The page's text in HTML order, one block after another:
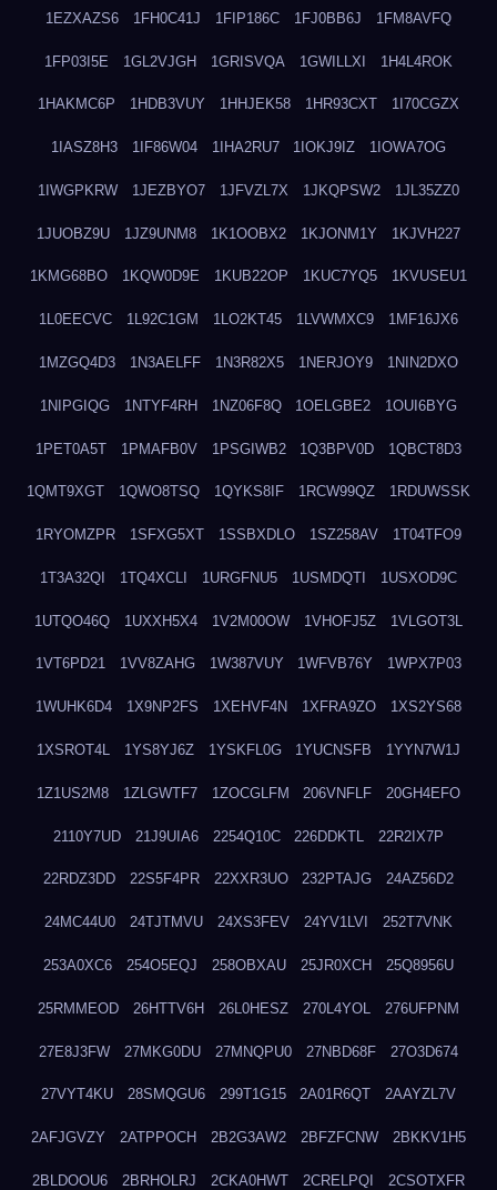
1EZXAZS6 1FH0C41J 1FIP186C 1FJ0BB6J 1FM8AVFQ
1FP03I5E 1GL2VJGH 1GRISVQA 1GWILLXI 1H4L4ROK
1HAKMC6P 1HDB3VUY 1HHJEK58 1HR93CXT 1I70CGZX
1IASZ8H3 1IF86W04 1IHA2RU7 1IOKJ9IZ 1IOWA7OG
1IWGPKRW 1JEZBYO7 1JFVZL7X 1JKQPSW2 1JL35ZZ0
1JUOBZ9U 1JZ9UNM8 1K1OOBX2 1KJONM1Y 1KJVH227
1KMG68BO 1KQW0D9E 1KUB22OP 1KUC7YQ5 1KVUSEU1
1L0EECVC 1L92C1GM 1LO2KT45 1LVWMXC9 1MF16JX6
1MZGQ4D3 1N3AELFF 1N3R82X5 1NERJOY9 1NIN2DXO
1NIPGIQG 1NTYF4RH 1NZ06F8Q 1OELGBE2 1OUI6BYG
1PET0A5T 1PMAFB0V 1PSGIWB2 1Q3BPV0D 1QBCT8D3
1QMT9XGT 1QWO8TSQ 1QYKS8IF 1RCW99QZ 1RDUWSSK
1RYOMZPR 1SFXG5XT 1SSBXDLO 1SZ258AV 1T04TFO9
1T3A32QI 1TQ4XCLI 1URGFNU5 1USMDQTI 1USXOD9C
1UTQO46Q 1UXXH5X4 1V2M00OW 1VHOFJ5Z 1VLGOT3L
1VT6PD21 1VV8ZAHG 1W387VUY 1WFVB76Y 1WPX7P03
1WUHK6D4 1X9NP2FS 1XEHVF4N 1XFRA9ZO 1XS2YS68
1XSROT4L 1YS8YJ6Z 1YSKFL0G 1YUCNSFB 1YYN7W1J
1Z1US2M8 1ZLGWTF7 1ZOCGLFM 206VNFLF 20GH4EFO
2110Y7UD 21J9UIA6 2254Q10C 226DDKTL 22R2IX7P
22RDZ3DD 22S5F4PR 22XXR3UO 232PTAJG 24AZ56D2
24MC44U0 24TJTMVU 24XS3FEV 24YV1LVI 252T7VNK
253A0XC6 254O5EQJ 258OBXAU 25JR0XCH 25Q8956U
25RMMEOD 26HTTV6H 26L0HESZ 270L4YOL 276UFPNM
27E8J3FW 27MKG0DU 27MNQPU0 27NBD68F 27O3D674
27VYT4KU 28SMQGU6 299T1G15 2A01R6QT 2AAYZL7V
2AFJGVZY 2ATPPOCH 2B2G3AW2 2BFZFCNW 2BKKV1H5
2BLDOOU6 2BRHOLRJ 2CKA0HWT 2CRELPQI 2CSOTXFR